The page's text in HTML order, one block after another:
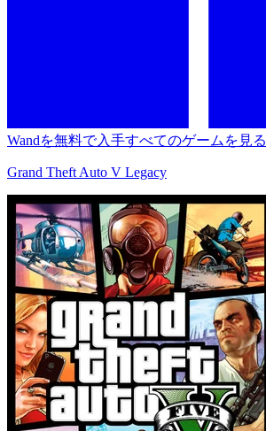
Wandを無料で入手すべてのゲームを見る
Grand Theft Auto V Legacy